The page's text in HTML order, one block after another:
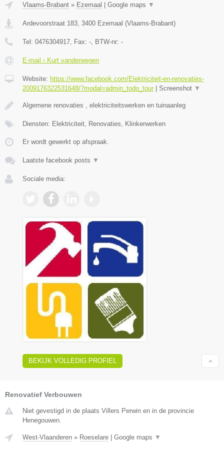
Vlaams-Brabant » Ezemaal Google maps ▼
Ardevoorstraat 183, 3400 Ezemaal (Vlaams-Brabant)
Tel: 0476304917, Fax: -, BTW-nr: -
E-mail › Kurt vanderwegen
Website: https://www.facebook.com/Elektriciteit-en-renovaties-
2009176322531648/?modal=admin_todo_tour| Screenshot ▼
Algemene renovaties , elektriciteitswerken en tuinaanleg
Diensten: Elektriciteit, Renovaties, Klinkerwerken
Er wordt gewerkt op afspraak.
Laatste facebook posts ▼
Sociale media:
BEKIJK VOLLEDIG PROFIEL
Renovatief Verbouwen
Niet gevestigd in de plaats Villers Perwin en in de provincie
Henegouwen.
West-Vlaanderen » Roeselare Google maps ▼